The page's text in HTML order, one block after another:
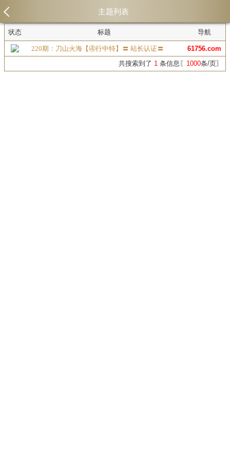
主题列表
状态 标题 导航
220期：刀山火海【④行中特】〓 站长认证〓
61756.com
共搜索到了 1 条信息〖 1000条/页〗